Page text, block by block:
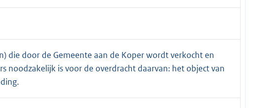
die door de Gemeente aan de Koper wordt verkocht en
noodzakelijk is voor de overdracht daarvan: het object van